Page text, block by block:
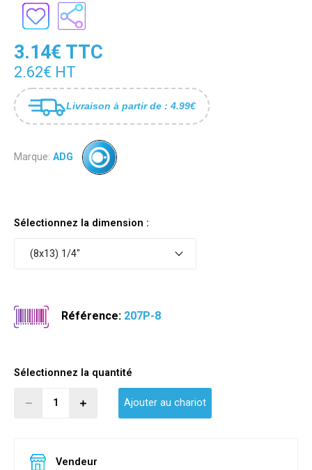
3.14€ TTC
2.62€ HT
Livraison à partir de : 4.99€
Marque: ADG
Sélectionnez la dimension :
(8x13) 1/4"
Référence: 207P-8
Sélectionnez la quantité
Ajouter au chariot
Vendeur